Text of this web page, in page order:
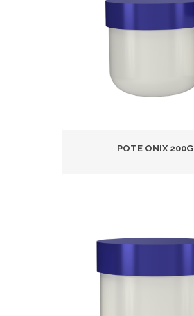
POTE ONIX 200G